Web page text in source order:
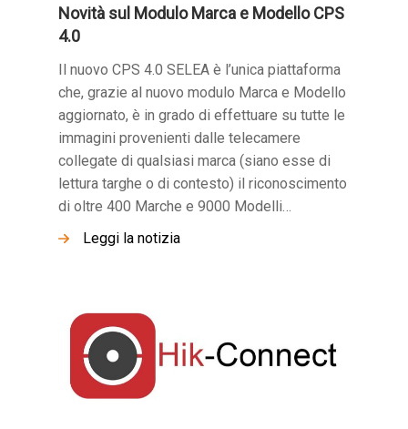
Novità sul Modulo Marca e Modello CPS
4.0
Il nuovo CPS 4.0 SELEA è l’unica piattaforma
che, grazie al nuovo modulo Marca e Modello
aggiornato, è in grado di effettuare su tutte le
immagini provenienti dalle telecamere
collegate di qualsiasi marca (siano esse di
lettura targhe o di contesto) il riconoscimento
di oltre 400 Marche e 9000 Modelli…
Leggi la notizia